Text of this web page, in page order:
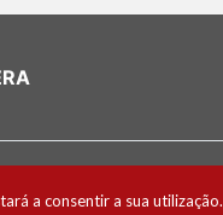
a consentir a sua utilização.